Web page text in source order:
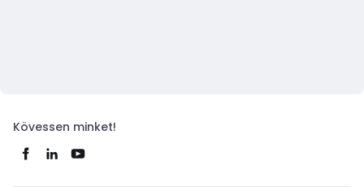
Kövessen minket!